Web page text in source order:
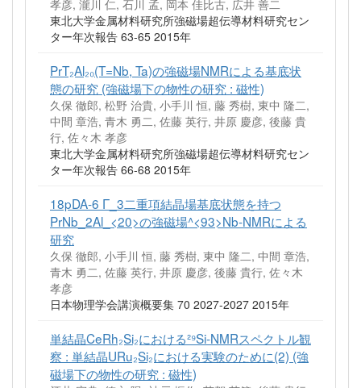
孝彦, 瀧川 仁, 石川 孟, 岡本 佳比古, 広井 善二
東北大学金属材料研究所強磁場超伝導材料研究セン
ター年次報告 63-65 2015年
PrT₂Al₂₀(T=Nb, Ta)の強磁場NMRによる基底状
態の研究 (強磁場下の物性の研究 : 磁性)
久保 徹郎, 松野 治貴, 小手川 恒, 藤 秀樹, 東中 隆二,
中間 章浩, 青木 勇二, 佐藤 英行, 井原 慶彦, 後藤 貴
行, 佐々木 孝彦
東北大学金属材料研究所強磁場超伝導材料研究セン
ター年次報告 66-68 2015年
18pDA-6 Γ_3二重項結晶場基底状態を持つ
PrNb_2Al_<20>の強磁場^<93>Nb-NMRによる
研究
久保 徹郎, 小手川 恒, 藤 秀樹, 東中 隆二, 中間 章浩,
青木 勇二, 佐藤 英行, 井原 慶彦, 後藤 貴行, 佐々木
孝彦
日本物理学会講演概要集 70 2027-2027 2015年
単結晶CeRh₂Si₂における²⁹Si-NMRスペクトル観
察 : 単結晶URu₂Si₂における実験のために(2) (強
磁場下の物性の研究 : 磁性)